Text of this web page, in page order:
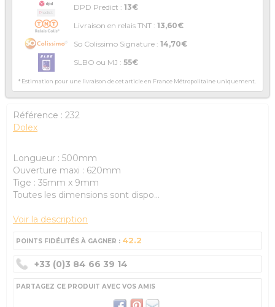
DPD Predict : 13€
Livraison en relais TNT : 13,60€
So Colissimo Signature : 14,70€
SLBO ou MJ : 55€
* Estimation pour une livraison de cet article en France Métropolitaine uniquement.
Référence : 232
Dolex
Longueur : 500mm
Ouverture maxi : 620mm
Tige : 35mm x 9mm
Toutes les dimensions sont dispo...
Voir la description
POINTS FIDÉLITÉS À GAGNER : 42.2
+33 (0)3 84 66 39 14
PARTAGEZ CE PRODUIT AVEC VOS AMIS